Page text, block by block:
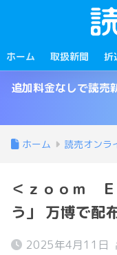
ホーム 取扱新聞 折
追加料金なしで読売
ホーム 読売オンラ
＜ｚｏｏｍ Ｅ
う」 万博で配
2025年4月11日